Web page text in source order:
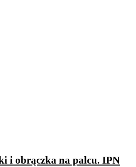
i obrączka na palcu. IPN